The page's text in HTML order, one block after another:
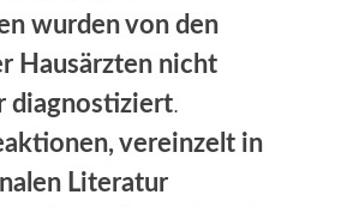
wurden von den
Hausärzten nicht
diagnostiziert.
vereinzelt in
Literatur